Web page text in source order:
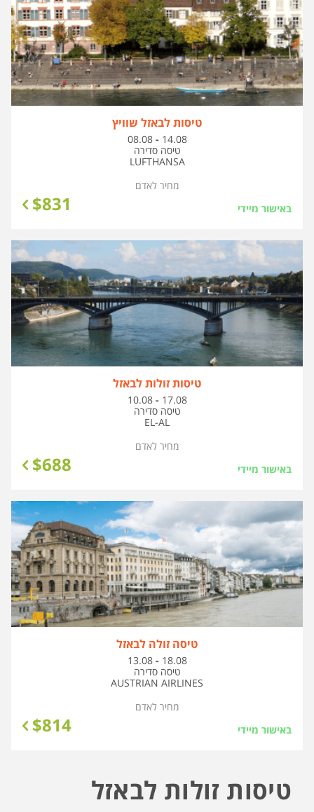
טיסות לבאזל שוויץ
בין
התאריכים,
08.08 - 14.08
טיסה סדירה
LUFTHANSA
באישור מיידי $831
מחיר לאדם
טיסות זולות לבאזל
בין
התאריכים,
10.08 - 17.08
טיסה סדירה
EL-AL
באישור מיידי $688
מחיר לאדם
טיסה זולה לבאזל
בין
התאריכים,
13.08 - 18.08
טיסה סדירה
AUSTRIAN AIRLINES
באישור מיידי $814
מחיר לאדם
טיסות זולות לבאזל